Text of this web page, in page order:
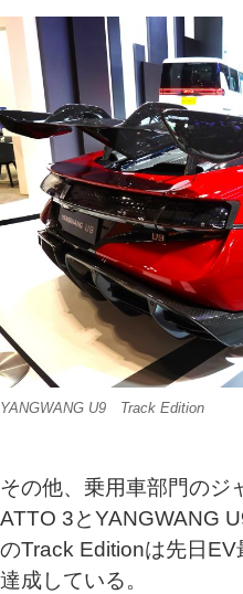
YANGWANG U9 Track Edition
その他、乗用車部門のジ
ATTO 3とYANGWANG
のTrack Editionは先日
達成している。